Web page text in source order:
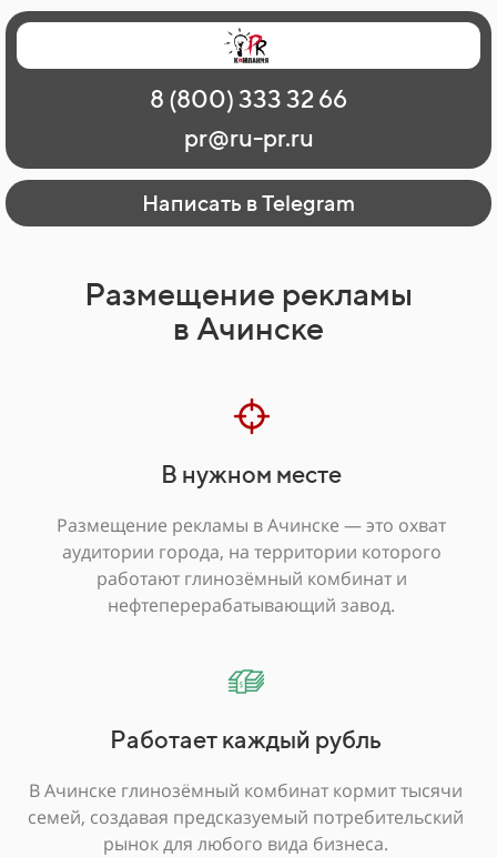
Главная
Наши работы
О рекламе
Регионы
Контакты
8 (800) 333 32 66
pr@ru-pr.ru
Написать в Telegram
Размещение рекламы
в Ачинске
В нужном месте
Размещение рекламы в Ачинске — это охват
аудитории города, на территории которого
работают глинозёмный комбинат и
нефтеперерабатывающий завод.
Работает каждый рубль
В Ачинске глинозёмный комбинат кормит тысячи
семей, создавая предсказуемый потребительский
рынок для любого вида бизнеса.